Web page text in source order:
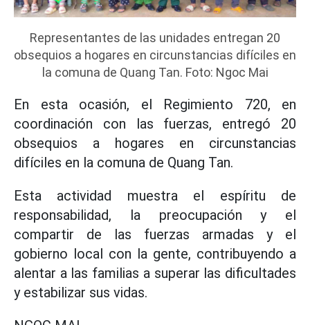
Representantes de las unidades entregan 20
obsequios a hogares en circunstancias difíciles en
la comuna de Quang Tan. Foto: Ngoc Mai
En esta ocasión, el Regimiento 720, en
coordinación con las fuerzas, entregó 20
obsequios a hogares en circunstancias
difíciles en la comuna de Quang Tan.
Esta actividad muestra el espíritu de
responsabilidad, la preocupación y el
compartir de las fuerzas armadas y el
gobierno local con la gente, contribuyendo a
alentar a las familias a superar las dificultades
y estabilizar sus vidas.